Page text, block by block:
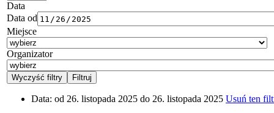
Data
Data od
Miejsce
Organizator
Data: od 26. listopada 2025 do 26. listopada 2025 Usuń ten